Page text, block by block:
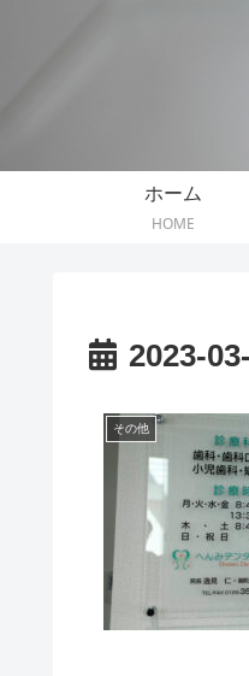
ホーム
HOME
2023-
その他